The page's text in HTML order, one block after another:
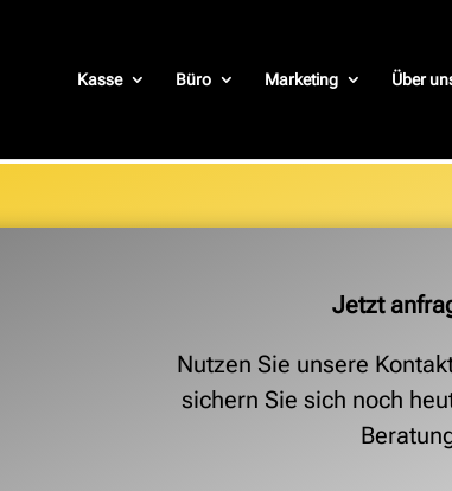
Kasse Büro Marketing Über
Jetzt
Nutzen Sie unsere
sichern Sie sich noch